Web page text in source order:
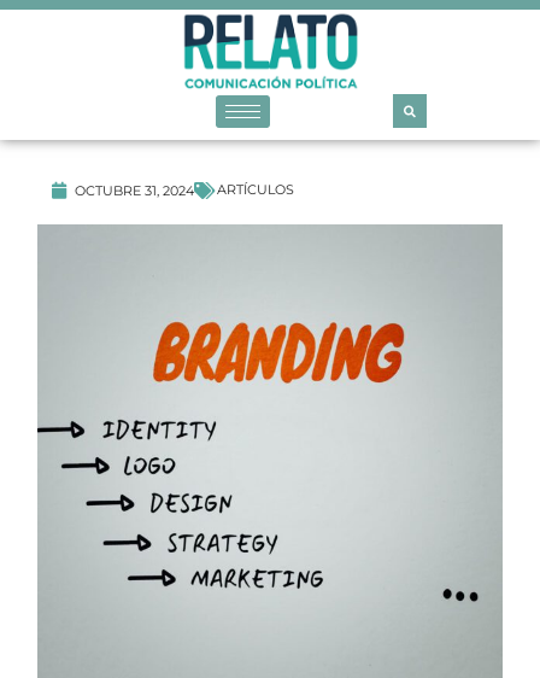
OCTUBRE 31, 2024 ARTÍCULOS